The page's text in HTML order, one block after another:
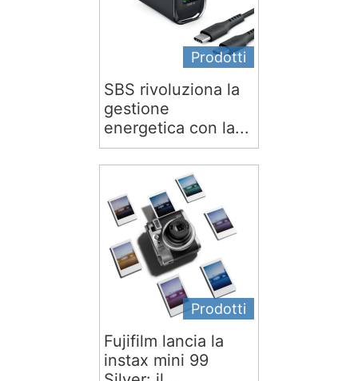
Prodotti
SBS rivoluziona la
gestione
energetica con la...
Prodotti
Fujifilm lancia la
instax mini 99